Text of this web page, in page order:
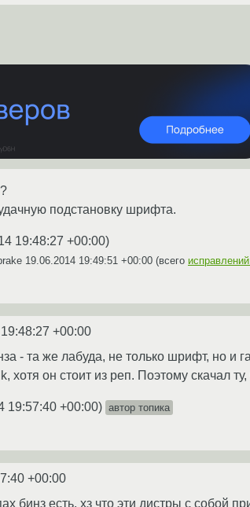
подстановку шрифта.
19:48:27 +00:00)
19.06.2014 19:49:51 +00:00 (всего
+00:00
- та же лабуда, не только шрифт, но и
хотя он стоит из реп. Поэтому скачал
19:57:40 +00:00) автор топика
+00:00
бинз есть, хз что эти дистры с собой